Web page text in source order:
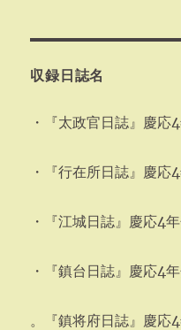
収録日誌名
・『太政官日誌』慶
・『行在所日誌』慶応
・『江城日誌』慶応4
・『鎮台日誌』慶応4
。『鎮将府日誌』慶応